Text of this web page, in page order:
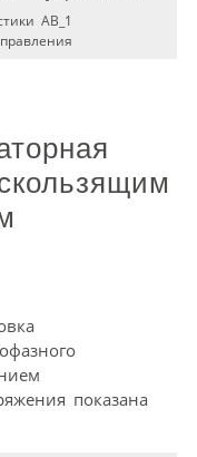
АВ_1
показана